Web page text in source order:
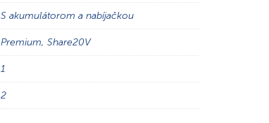
S akumulátorom a nabíjačkou
Premium, Share20V
1
2